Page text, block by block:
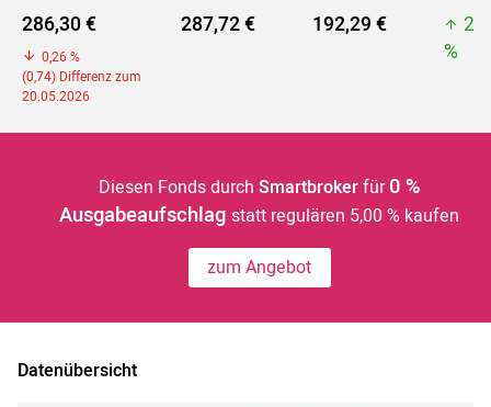
286,30 €
0,26 %
(0,74) Differenz zum
20.05.2026
287,72 € 192,29 €
%
Diesen Fonds durch Smartbrokerfür 0 %
Ausgabeaufschlagstatt regulären 5,00 % kaufen
zum Angebot
Datenübersicht